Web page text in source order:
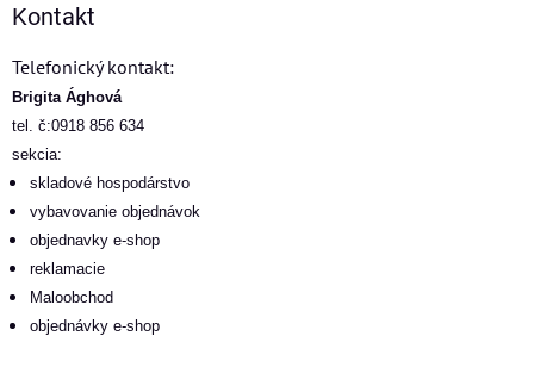
Kontakt
Telefonický kontakt:
Brigita Ághová
tel. č:0918 856 634
sekcia:
skladové hospodárstvo
vybavovanie objednávok
objednavky e-shop
reklamacie
Maloobchod
objednávky e-shop